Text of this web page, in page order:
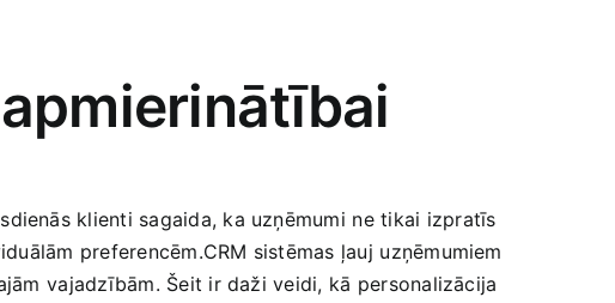
klienti‍ sagaida,‍ ka uzņēmumi⁣ ne tikai izpratīs
preferencēm.CRM sistēmas ļauj ⁤uzņēmumiem
⁤vajadzībām. Šeit ir daži veidi,⁣ kā‌ personalizācija